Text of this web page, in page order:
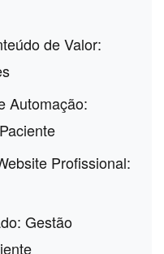
de Valor:
Automação:
Profissional:
Gestão